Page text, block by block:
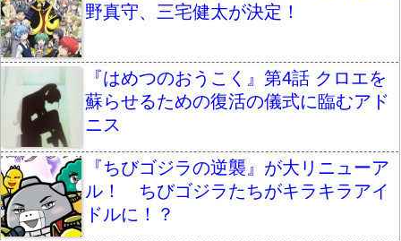
野真守、三宅健太が決定！
『はめつのおうこく』第4話 クロエを
蘇らせるための復活の儀式に臨むアド
ニス
『ちびゴジラの逆襲』が大リニューア
ル！ ちびゴジラたちがキラキラアイ
ドルに！？